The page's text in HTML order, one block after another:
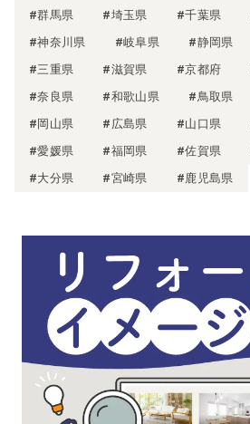
#群馬県
#埼玉県 #千葉県
#神奈川県
#岐阜県 #静岡県
#三重県
#滋賀県 #京都府
#奈良県
#和歌山県 #鳥取県
#岡山県
#広島県 #山口県
#愛媛県
#福岡県 #佐賀県
#大分県
#宮崎県 #鹿児島県